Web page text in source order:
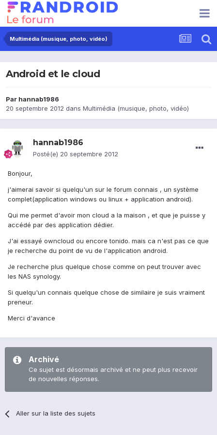
Multimédia (musique, photo, vidéo)
Android et le cloud
Par hannab1986
20 septembre 2012 dans Multimédia (musique, photo, vidéo)
hannab1986
Posté(e) 20 septembre 2012
Bonjour,
j'aimerai savoir si quelqu'un sur le forum connais , un système
complet(application windows ou linux + application android).
Qui me permet d'avoir mon cloud a la maison , et que je puisse y
accédé par des application dédier.
J'ai essayé owncloud ou encore tonido. mais ca n'est pas ce que
je recherche du point de vu de l'application android.
Je recherche plus quelque chose comme on peut trouver avec
les NAS synology.
Si quelqu'un connais quelque chose de similaire je suis vraiment
preneur.
Merci d'avance
Archivé
Ce sujet est désormais archivé et ne peut plus recevoir
de nouvelles réponses.
Aller sur la liste des sujets